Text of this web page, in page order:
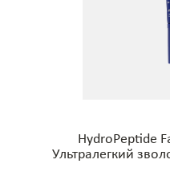
HydroPeptide
Ультралегкий